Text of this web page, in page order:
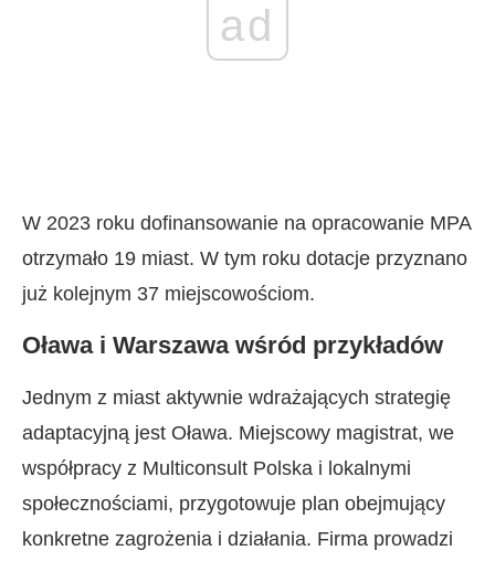
ad
W 2023 roku dofinansowanie na opracowanie MPA
otrzymało 19 miast. W tym roku dotacje przyznano
już kolejnym 37 miejscowościom.
Oława i Warszawa wśród przykładów
Jednym z miast aktywnie wdrażających strategię
adaptacyjną jest Oława. Miejscowy magistrat, we
współpracy z Multiconsult Polska i lokalnymi
społecznościami, przygotowuje plan obejmujący
konkretne zagrożenia i działania. Firma prowadzi